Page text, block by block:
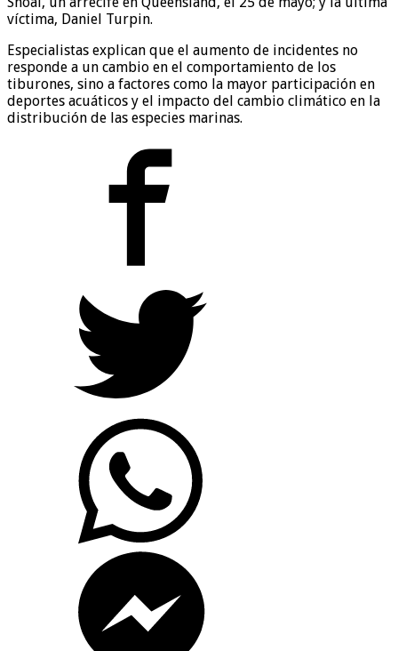
víctima, Daniel Turpin.
Especialistas explican que el aumento de incidentes no
responde a un cambio en el comportamiento de los
tiburones, sino a factores como la mayor participación en
deportes acuáticos y el impacto del cambio climático en la
distribución de las especies marinas.